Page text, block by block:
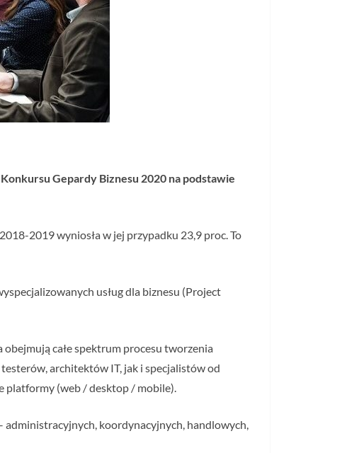
Gepardy Biznesu 2020 na podstawie
2019 wyniosła w jej przypadku 23,9 proc. To
usług dla biznesu (Project
całe spektrum procesu tworzenia
architektów IT, jak i specjalistów od
platformy (web / desktop / mobile).
administracyjnych, koordynacyjnych, handlowych,